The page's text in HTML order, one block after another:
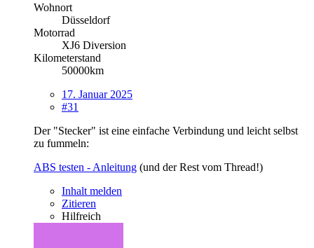
Wohnort
Düsseldorf
Motorrad
XJ6 Diversion
Kilometerstand
50000km
17. Januar 2025
#31
Der "Stecker" ist eine einfache Verbindung und leicht selbst
zu fummeln:
ABS testen - Anleitung (und der Rest vom Thread!)
Inhalt melden
Zitieren
Hilfreich